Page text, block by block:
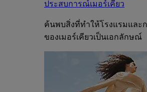
ประสบการณ์เมอร์เคียว
ค้นพบสิ่งที่ทำให้โรงแรมและ
ของเมอร์เคียวเป็นเอกลักษณ์